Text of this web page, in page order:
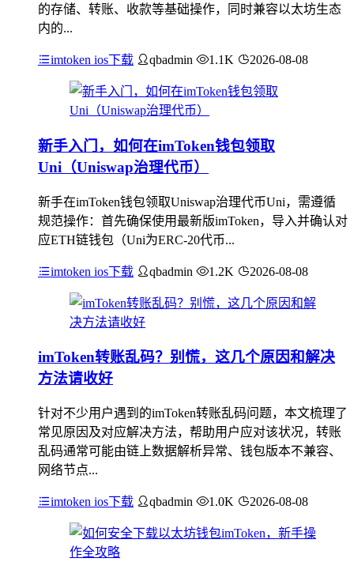
的存储、转账、收款等基础操作，同时兼容以太坊生态
内的...
imtoken ios下载 qbadmin 1.1K 2026-08-08
新手入门，如何在imToken钱包领取
Uni（Uniswap治理代币）
新手在imToken钱包领取Uniswap治理代币Uni，需遵循
规范操作：首先确保使用最新版imToken，导入并确认对
应ETH链钱包（Uni为ERC-20代币...
imtoken ios下载 qbadmin 1.2K 2026-08-08
imToken转账乱码？别慌，这几个原因和解决
方法请收好
针对不少用户遇到的imToken转账乱码问题，本文梳理了
常见原因及对应解决方法，帮助用户应对该状况，转账
乱码通常可能由链上数据解析异常、钱包版本不兼容、
网络节点...
imtoken ios下载 qbadmin 1.0K 2026-08-08